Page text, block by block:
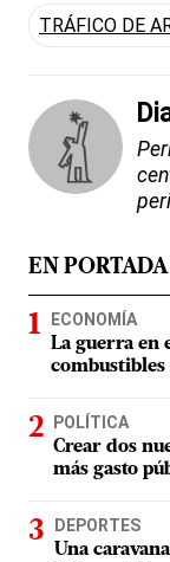
TRÁFICO DE
EN PORTADA
ECONOMÍA
La guerra en
combustibles
POLÍTICA
Crear dos
más gasto
DEPORTES
Una